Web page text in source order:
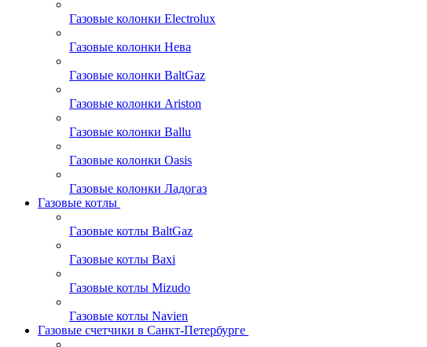
Газовые колонки Electrolux
Газовые колонки Нева
Газовые колонки BaltGaz
Газовые колонки Ariston
Газовые колонки Ballu
Газовые колонки Oasis
Газовые колонки Ладогаз
Газовые котлы
Газовые котлы BaltGaz
Газовые котлы Baxi
Газовые котлы Mizudo
Газовые котлы Navien
Газовые счетчики в Санкт-Петербурге